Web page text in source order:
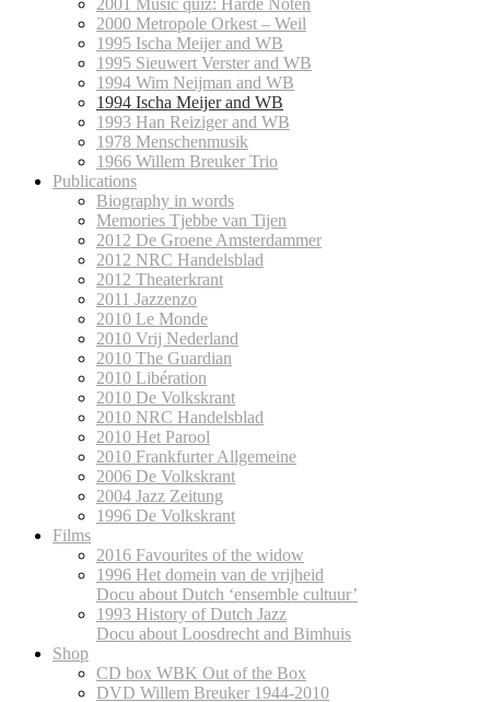
2000 Metropole Orkest – Weil
1995 Ischa Meijer and WB
1995 Sieuwert Verster and WB
1994 Wim Neijman and WB
1994 Ischa Meijer and WB
1993 Han Reiziger and WB
1978 Menschenmusik
1966 Willem Breuker Trio
Publications
Biography in words
Memories Tjebbe van Tijen
2012 De Groene Amsterdammer
2012 NRC Handelsblad
2012 Theaterkrant
2011 Jazzenzo
2010 Le Monde
2010 Vrij Nederland
2010 The Guardian
2010 Libération
2010 De Volkskrant
2010 NRC Handelsblad
2010 Het Parool
2010 Frankfurter Allgemeine
2006 De Volkskrant
2004 Jazz Zeitung
1996 De Volkskrant
Films
2016 Favourites of the widow
1996 Het domein van de vrijheid
Docu about Dutch ‘ensemble cultuur’
1993 History of Dutch Jazz
Docu about Loosdrecht and Bimhuis
Shop
CD box WBK Out of the Box
DVD Willem Breuker 1944-2010